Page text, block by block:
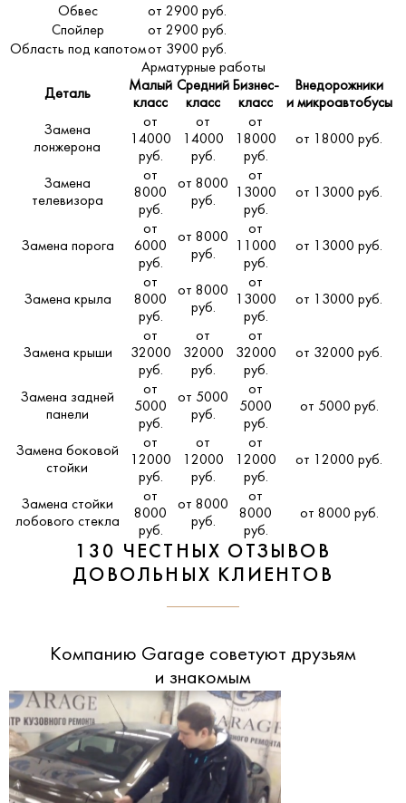
Обвес
от 2900 руб.
Спойлер
от 2900 руб.
Область под капотомот 3900 руб.
Арматурные работы
Деталь
Малый
класс
Средний
класс
Бизнес-
класс
Внедорожники
и микроавтобусы
Замена
лонжерона
от
14000
руб.
от
14000
руб.
от
18000
руб.
от 18000 руб.
Замена
телевизора
от
8000
руб.
от 8000
руб.
от
13000
руб.
от 13000 руб.
Замена порога
от
6000
руб.
от 8000
руб.
от
11000
руб.
от 13000 руб.
Замена крыла
от
8000
руб.
от 8000
руб.
от
13000
руб.
от 13000 руб.
Замена крыши
от
32000
руб.
от
32000
руб.
от
32000
руб.
от 32000 руб.
Замена задней
панели
от
5000
руб.
от 5000
руб.
от
5000
руб.
от 5000 руб.
Замена боковой
стойки
от
12000
руб.
от
12000
руб.
от
12000
руб.
от 12000 руб.
Замена стойки
лобового стекла
от
8000
руб.
от 8000
руб.
от
8000
руб.
от 8000 руб.
130 ЧЕСТНЫХ ОТЗЫВОВ
ДОВОЛЬНЫХ КЛИЕНТОВ
Компанию Garage советуют друзьям
и знакомым